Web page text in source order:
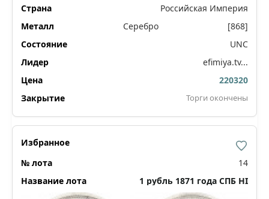
Российская Империя
Серебро
[868]
UNC
efimiya.tv...
220320
Торги окончены
14
1 рубль 1871 года СПБ НI